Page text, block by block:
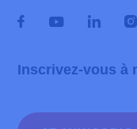
Inscrivez-vous à